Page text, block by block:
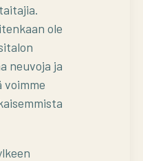
ole
neuvoja ja